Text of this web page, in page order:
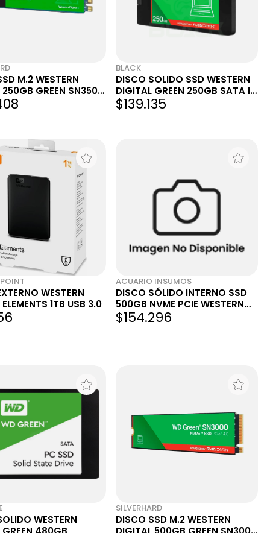
M.2 WESTERN
GREEN SN350
BLACK
DISCO SOLIDO SSD WESTERN
DIGITAL GREEN 250GB SATA III
WDS250G5G0A
$139.135
WESTERN
1TB USB 3.0
ACUARIO INSUMOS
DISCO SÓLIDO INTERNO SSD
500GB NVME PCIE WESTERN
DIGITAL WD GREEN SN350
WDS500G2
$154.296
WESTERN
SILVERHARD
DISCO SSD M.2 WESTERN